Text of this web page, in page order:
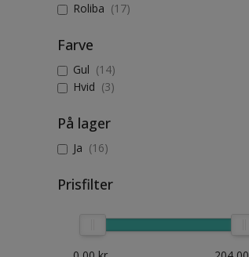
Roliba (17)
Farve
Gul (14)
Hvid (3)
På lager
Ja (16)
Prisfilter